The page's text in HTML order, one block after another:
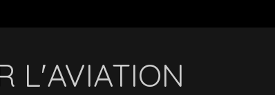
L'AVIATION